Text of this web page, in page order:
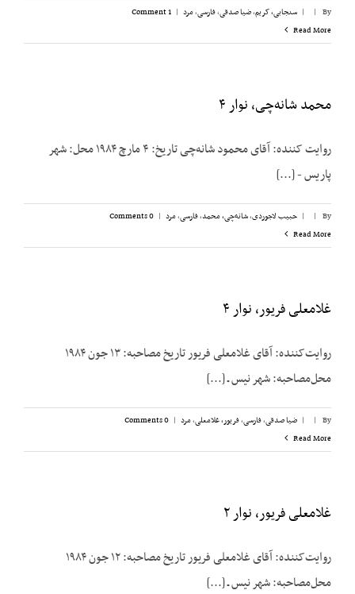
By
|
| سنجابی، کریم,ضیا صدقی,فارسی,مرد |
1 Comment
Read More
محمد شانه‌چی، نوار ۴
روایت کننده: آقای محمود شانه‌چی تاریخ: ۴ مارچ ۱۹۸۴ محل: شهر
پاریس - [...]
By
|
| حبیب لاجوردی,شانه‌چی، محمد,فارسی,مرد |
0 Comments
Read More
غلامعلی فریور، نوار ۴
روایت‌کننده: آقای غلامعلی فریور تاریخ مصاحبه: ۱۳ جون ۱۹۸۴
محل‌مصاحبه: شهر نیس ـ [...]
By
|
| ضیا صدقی,فارسی,فریور، غلامعلی,مرد |
0 Comments
Read More
غلامعلی فریور، نوار ۲
روایت‌کننده: آقای غلامعلی فریور تاریخ مصاحبه: ۱۲ جون ۱۹۸۴
محل‌مصاحبه: شهر نیس ـ [...]